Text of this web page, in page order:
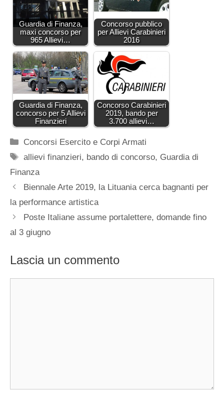
Guardia di Finanza,
maxi concorso per
965 Allievi…
Concorso pubblico
per Allievi Carabinieri
2016
Guardia di Finanza,
concorso per 5 Allievi
Finanzieri
Concorso Carabinieri
2019, bando per
3.700 allievi…
Categorie
Concorsi Esercito e Corpi Armati
Tag
allievi finanzieri, bando di concorso, Guardia di
Finanza
Biennale Arte 2019, la Lituania cerca bagnanti per
la performance artistica
Poste Italiane assume portalettere, domande fino
al 3 giugno
Lascia un commento